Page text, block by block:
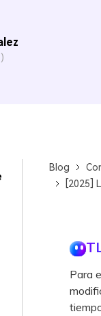
Blog
[2025]
Para